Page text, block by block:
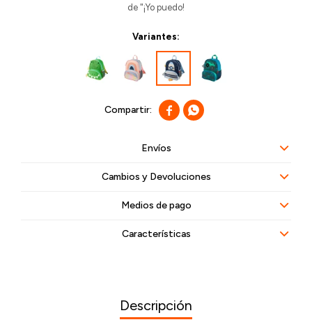
de "¡Yo puedo!
Variantes:
 
Envíos
Cambios y Devoluciones
Medios de pago
Características
Descripción